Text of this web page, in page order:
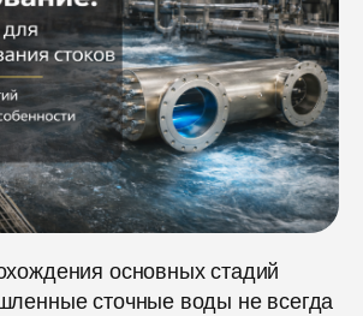
основных стадий
сточные воды не всегда